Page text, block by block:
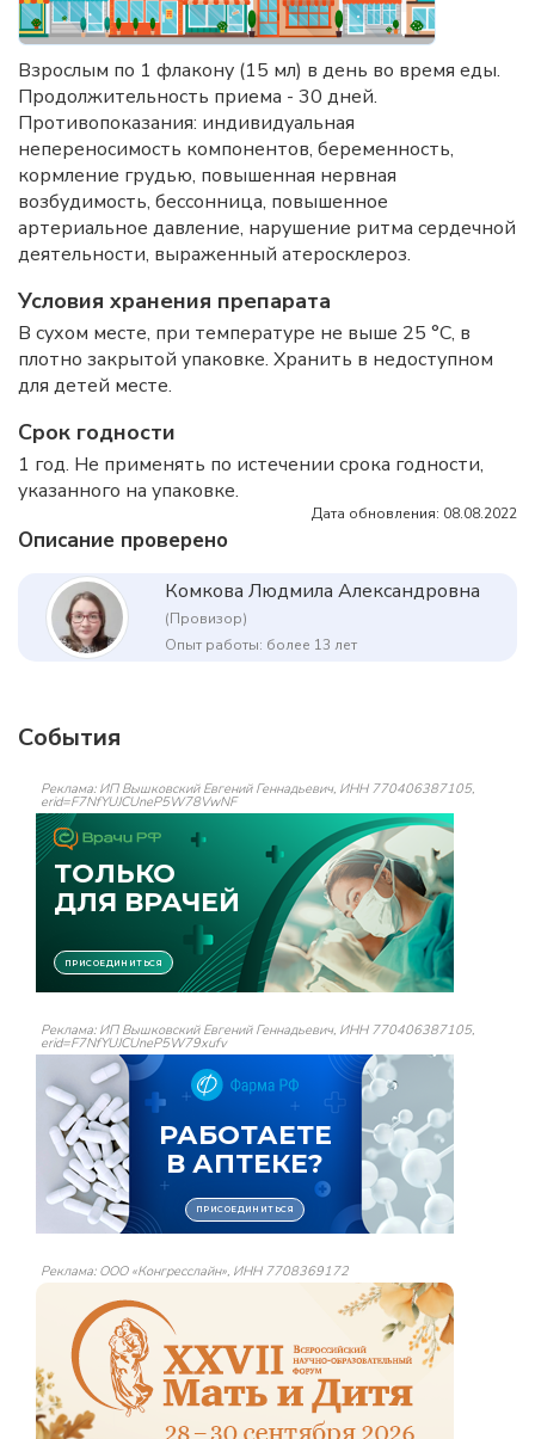
Взрослым по 1 флакону (15 мл) в день во время еды.
Продолжительность приема - 30 дней.
Противопоказания: индивидуальная
непереносимость компонентов, беременность,
кормление грудью, повышенная нервная
возбудимость, бессонница, повышенное
артериальное давление, нарушение ритма сердечной
деятельности, выраженный атеросклероз.
Условия хранения препарата
В сухом месте, при температуре не выше 25 °C, в
плотно закрытой упаковке. Хранить в недоступном
для детей месте.
Срок годности
1 год. Не применять по истечении срока годности,
указанного на упаковке.
Дата обновления: 08.08.2022
Описание проверено
Комкова Людмила Александровна
(Провизор)
Опыт работы: более 13 лет
События
Реклама: ИП Вышковский Евгений Геннадьевич, ИНН 770406387105,
erid=F7NfYUJCUneP5W78VwNF
Реклама: ИП Вышковский Евгений Геннадьевич, ИНН 770406387105,
erid=F7NfYUJCUneP5W79xufv
Реклама: ООО «Конгресслайн», ИНН 7708369172